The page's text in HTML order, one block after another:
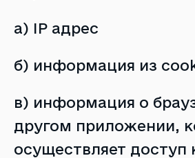
а) IP адрес
б) информация из
в) информация о
другом приложении,
осуществляет доступ